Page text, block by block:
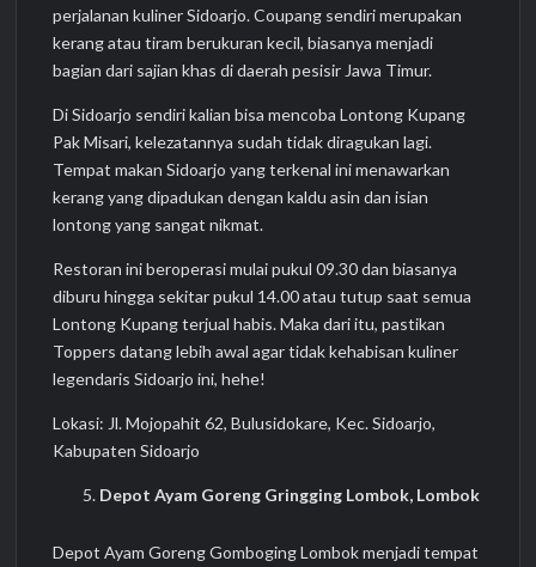
perjalanan kuliner Sidoarjo. Coupang sendiri merupakan
kerang atau tiram berukuran kecil, biasanya menjadi
bagian dari sajian khas di daerah pesisir Jawa Timur.
Di Sidoarjo sendiri kalian bisa mencoba Lontong Kupang
Pak Misari, kelezatannya sudah tidak diragukan lagi.
Tempat makan Sidoarjo yang terkenal ini menawarkan
kerang yang dipadukan dengan kaldu asin dan isian
lontong yang sangat nikmat.
Restoran ini beroperasi mulai pukul 09.30 dan biasanya
diburu hingga sekitar pukul 14.00 atau tutup saat semua
Lontong Kupang terjual habis. Maka dari itu, pastikan
Toppers datang lebih awal agar tidak kehabisan kuliner
legendaris Sidoarjo ini, hehe!
Lokasi: Jl. Mojopahit 62, Bulusidokare, Kec. Sidoarjo,
Kabupaten Sidoarjo
Depot Ayam Goreng Gringging Lombok, Lombok
Depot Ayam Goreng Gomboging Lombok menjadi tempat